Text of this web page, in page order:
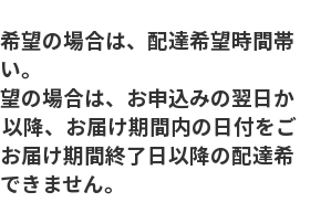
望の場合は、配達希望時間帯
。
の場合は、お申込みの翌日か
降、お届け期間内の日付をご
届け期間終了日以降の配達希
きません。